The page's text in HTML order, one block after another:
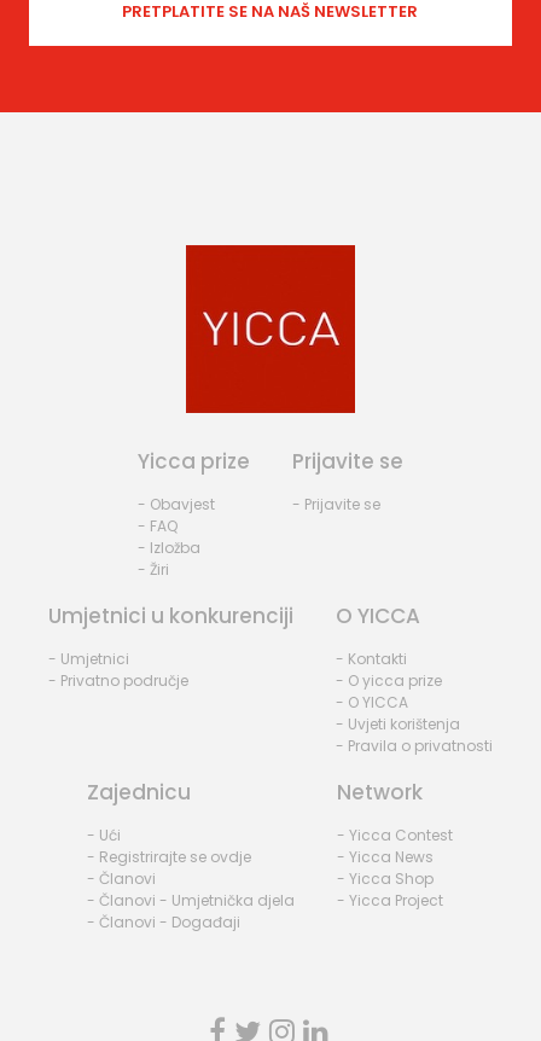
Yicca prize
- Obavjest
- FAQ
- Izložba
- Žiri
Prijavite se
- Prijavite se
Umjetnici u konkurenciji
- Umjetnici
- Privatno područje
O YICCA
- Kontakti
- O yicca prize
- O YICCA
- Uvjeti korištenja
- Pravila o privatnosti
Zajednicu
- Ući
- Registrirajte se ovdje
- Članovi
- Članovi - Umjetnička djela
- Članovi - Događaji
Network
- Yicca Contest
- Yicca News
- Yicca Shop
- Yicca Project